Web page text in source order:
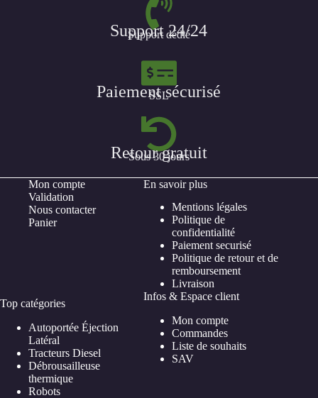
Support 24/24
Support dédié
Paiement sécurisé
SSL
Retour gratuit
Sous 30 jours
Mon compte
Validation
Nous contacter
Panier
En savoir plus
Mentions légales
Politique de
confidentialité
Paiement securisé
Politique de retour et de
remboursement
Livraison
Top catégories
Autoportée Éjection
Latéral
Tracteurs Diesel
Débrousailleuse
thermique
Robots
Infos & Espace client
Mon compte
Commandes
Liste de souhaits
SAV